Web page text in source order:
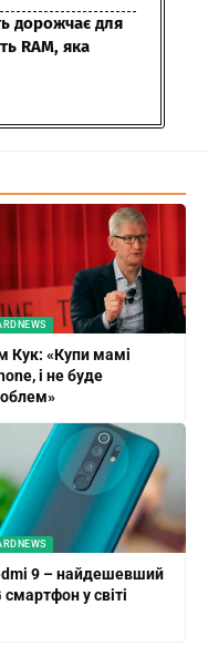
дорожчає для
RAM, яка
Кук: «Купи мамі
і не буде
9 – найдешевший
смартфон у світі